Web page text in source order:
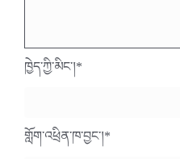
ཁྱེད་ཀྱི་མིང་།*
གློག་འཕྲིན་ཁ་བྱང་།*